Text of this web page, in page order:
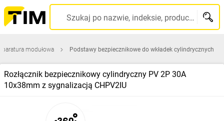
Szukaj po nazwie, indeksie, producencie, kodzie kreskowym...
modułowa Podstawy bezpiecznikowe do wkładek cylindrycznych
Rozłącznik bezpiecznikowy cylindryczny PV 2P 30A
10x38mm z sygnalizacją CHPV2IU